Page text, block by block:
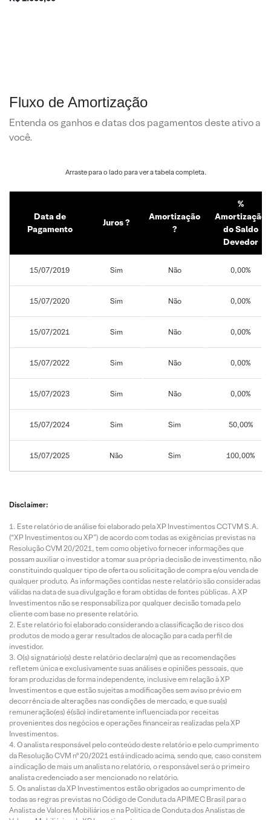
Fluxo de Amortização
Entenda os ganhos e datas dos pagamentos deste ativo a
você.
Data de
Pagamento
Juros ?
Amortização
?
%
Amortização
do Saldo
Devedor
15/07/2019 Sim Não 0,00%
15/07/2020 Sim Não 0,00%
15/07/2021 Sim Não 0,00%
15/07/2022 Sim Não 0,00%
15/07/2023 Sim Não 0,00%
15/07/2024 Sim Sim 50,00%
15/07/2025 Não Sim 100,00%
Disclaimer:
Este relatório de análise foi elaborado pela XP Investimentos CCTVM S.A.
(“XP Investimentos ou XP”) de acordo com todas as exigências previstas na
Resolução CVM 20/2021, tem como objetivo fornecer informações que
possam auxiliar o investidor a tomar sua própria decisão de investimento, não
constituindo qualquer tipo de oferta ou solicitação de compra e/ou venda de
qualquer produto. As informações contidas neste relatório são consideradas
válidas na data de sua divulgação e foram obtidas de fontes públicas. A XP
Investimentos não se responsabiliza por qualquer decisão tomada pelo
cliente com base no presente relatório.
Este relatório foi elaborado considerando a classificação de risco dos
produtos de modo a gerar resultados de alocação para cada perfil de
investidor.
O(s) signatário(s) deste relatório declara(m) que as recomendações
refletem única e exclusivamente suas análises e opiniões pessoais, que
foram produzidas de forma independente, inclusive em relação à XP
Investimentos e que estão sujeitas a modificações sem aviso prévio em
decorrência de alterações nas condições de mercado, e que sua(s)
remuneração(es) é(são) indiretamente influenciada por receitas
provenientes dos negócios e operações financeiras realizadas pela XP
Investimentos.
O analista responsável pelo conteúdo deste relatório e pelo cumprimento
da Resolução CVM nº 20/2021 está indicado acima, sendo que, caso constem
a indicação de mais um analista no relatório, o responsável será o primeiro
analista credenciado a ser mencionado no relatório.
Os analistas da XP Investimentos estão obrigados ao cumprimento de
todas as regras previstas no Código de Conduta da APIMEC Brasil para o
Analista de Valores Mobiliários e na Política de Conduta dos Analistas de